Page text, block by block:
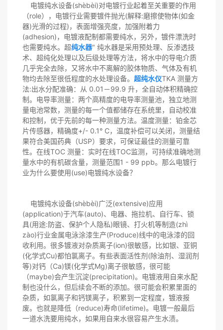
电镀纯水设备(shèbèi)对电镀行业起着至关重要的作用
（role），电镀行业需要镀件抛光(解释:磨擦使物体(如金
器)光滑的过程)，表面增强亮度，加强附着力
(adhesion)，电镀液配制都需要纯水，另外，镀件漂洗时
也需要纯水。超纯水器" 纯水器是采用预处理、反渗透技
术、超纯化处理以及后级处理等方法，将水中的导电介质
几乎完全去除，又将水中不离解的胶体物质、气体及有机
物均去除至很低程度的水处理设备。 超纯水仪TKA 测量方
法:出水分配准确：从 0.01－99.9 升，全自动体积精确控
制。电导率测量：两个高精度的电导率测量池，独立地测
量电池常数，测量的每一个值都储存在系统里，自动校准
和控制，优于先前的每一种测量方法。温度测量：铂金芯
片传感器，精确度+/- 0.1° C，温度补偿可以关闭，测量结
果符合美国药典（USP）要求，可保证最佳的测量可靠
性。在线TOC 测量：实时在线TOC监测，可持续准确地测
量水中的有机碳含量，测量范围1 - 99 ppb。那么电镀行
业为什么要使用(use)电镀纯水设备？
电镀纯水设备(shèbèi)广泛(extensive)应用
(application)于汽车(auto)、电器、拖拉机、自行车、锁
具(用途:防盗、保护个人隐私)眼镜、打火机等制造(zhì
zào)行业金属电泳涂漆生产(Produce)线中的电泳漆的回
收利用。很多镀液对杂质离子(ion)很敏感，比如银、亚铜
(化学式Cu)都怕氯离子。有些表面活性剂(除油剂、湿润剂
等)对钙（Ca)镁(化学式Mg)离子很敏感，很可能
（maybe)会产生沉淀(precipitation)。电镀液用自来水配
制也没什么，但后续会不断的添加。很可能会积累里面的
杂质，如氯离子和钙镁离子，积累到一定程度，镀液报
废。也就是降低（reduce)寿命(lifetime)。电镀一般最后
一道水洗要用纯水，如果用自来水很容易产生水渍。